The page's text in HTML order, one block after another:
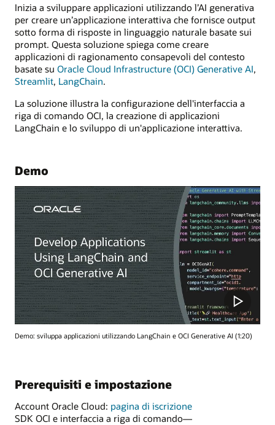
Inizia a sviluppare applicazioni utilizzando l’AI generativa
per creare un’applicazione interattiva che fornisce output
sotto forma di risposte in linguaggio naturale basate sui
prompt. Questa soluzione spiega come creare
applicazioni di ragionamento consapevoli del contesto
basate su Oracle Cloud Infrastructure (OCI) Generative AI,
Streamlit, LangChain.
La soluzione illustra la configurazione dell'interfaccia a
riga di comando OCI, la creazione di applicazioni
LangChain e lo sviluppo di un'applicazione interattiva.
Demo
Demo: sviluppa applicazioni utilizzando LangChain e OCI Generative AI (1:20)
Prerequisiti e impostazione
Account Oracle Cloud: pagina di iscrizione
SDK OCI e interfaccia a riga di comando—